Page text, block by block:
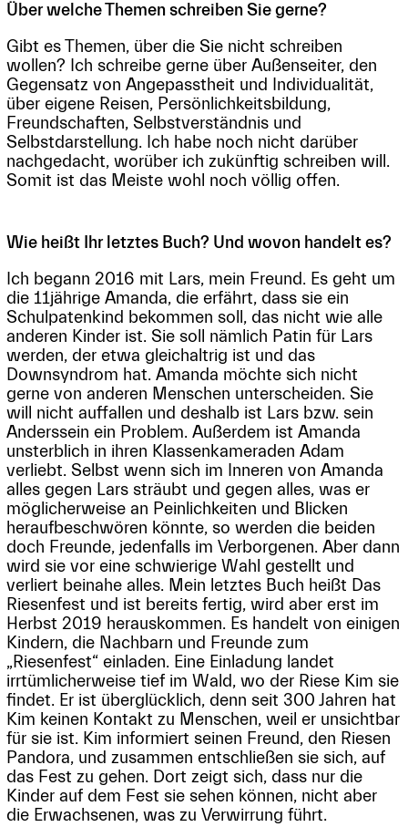
Über welche Themen schreiben Sie gerne?
Gibt es Themen, über die Sie nicht schreiben
wollen? Ich schreibe gerne über Außenseiter, den
Gegensatz von Angepasstheit und Individualität,
über eigene Reisen, Persönlichkeitsbildung,
Freundschaften, Selbstverständnis und
Selbstdarstellung. Ich habe noch nicht darüber
nachgedacht, worüber ich zukünftig schreiben will.
Somit ist das Meiste wohl noch völlig offen.
Wie heißt Ihr letztes Buch? Und wovon handelt es?
Ich begann 2016 mit Lars, mein Freund. Es geht um
die 11jährige Amanda, die erfährt, dass sie ein
Schulpatenkind bekommen soll, das nicht wie alle
anderen Kinder ist. Sie soll nämlich Patin für Lars
werden, der etwa gleichaltrig ist und das
Downsyndrom hat. Amanda möchte sich nicht
gerne von anderen Menschen unterscheiden. Sie
will nicht auffallen und deshalb ist Lars bzw. sein
Anderssein ein Problem. Außerdem ist Amanda
unsterblich in ihren Klassenkameraden Adam
verliebt. Selbst wenn sich im Inneren von Amanda
alles gegen Lars sträubt und gegen alles, was er
möglicherweise an Peinlichkeiten und Blicken
heraufbeschwören könnte, so werden die beiden
doch Freunde, jedenfalls im Verborgenen. Aber dann
wird sie vor eine schwierige Wahl gestellt und
verliert beinahe alles. Mein letztes Buch heißt Das
Riesenfest und ist bereits fertig, wird aber erst im
Herbst 2019 herauskommen. Es handelt von einigen
Kindern, die Nachbarn und Freunde zum
„Riesenfest“ einladen. Eine Einladung landet
irrtümlicherweise tief im Wald, wo der Riese Kim sie
findet. Er ist überglücklich, denn seit 300 Jahren hat
Kim keinen Kontakt zu Menschen, weil er unsichtbar
für sie ist. Kim informiert seinen Freund, den Riesen
Pandora, und zusammen entschließen sie sich, auf
das Fest zu gehen. Dort zeigt sich, dass nur die
Kinder auf dem Fest sie sehen können, nicht aber
die Erwachsenen, was zu Verwirrung führt.